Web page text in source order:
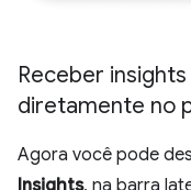
Receber
diretamente no
Agora você pode